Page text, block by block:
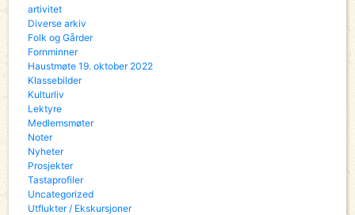
artivitet
Diverse arkiv
Folk og Gårder
Fornminner
Haustmøte 19. oktober 2022
Klassebilder
Kulturliv
Lektyre
Medlemsmøter
Noter
Nyheter
Prosjekter
Tastaprofiler
Uncategorized
Utflukter / Ekskursjoner